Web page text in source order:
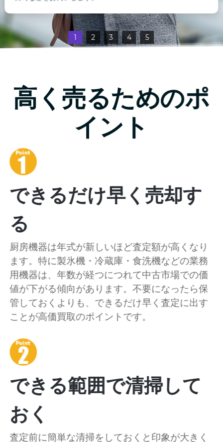
1 2 3 4 5
高く売るためのポ
イント
できるだけ早く売却す
る
厨房機器は年式が新しいほど査定額が高くなり
ます。特に製氷機・冷蔵庫・食洗機などの業務
用機器は、年数が経つにつれて中古市場での価
値が下がる傾向があります。不要になったら保
管しておくよりも、できるだけ早く査定に出す
ことが高価買取のポイントです。
できる範囲で清掃して
おく
査定前に簡単な清掃をしておくと印象が大きく